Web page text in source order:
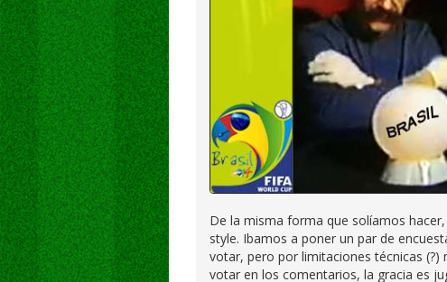
De la misma forma que solíamos
style. Ibamos a poner un par de
votar, pero por limitaciones técnicas
votar en los comentarios, la gracia es